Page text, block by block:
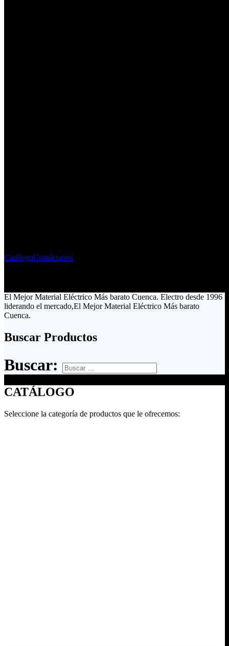
CatálogoContáctanos
El Mejor Material Eléctrico Más barato Cuenca. Electro desde 1996
liderando el mercado,El Mejor Material Eléctrico Más barato
Cuenca.
Buscar Productos
Buscar:
CATÁLOGO
Seleccione la categoría de productos que le ofrecemos: